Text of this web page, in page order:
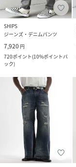
SHIPS
ジーンズ・デニムパンツ
7,920 円
720ポイント(10%ポイントバ
ック)